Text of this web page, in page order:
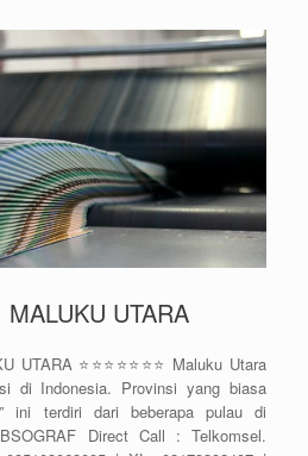
UTARA
UTARA ⭐⭐⭐⭐⭐⭐⭐ Maluku Utara
di Indonesia. Provinsi yang biasa
ini terdiri dari beberapa pulau di
Direct Call : Telkomsel.